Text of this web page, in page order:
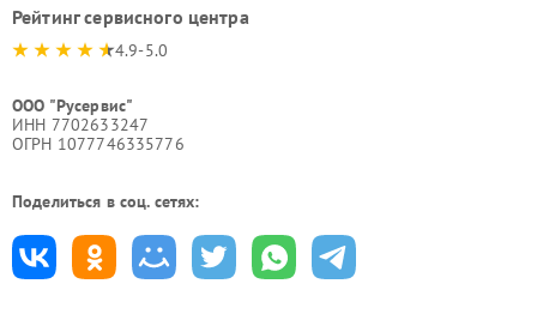
Рейтинг сервисного центра
4.9-5.0
ООО "Русервис"
ИНН 7702633247
ОГРН 1077746335776
Поделиться в соц. сетях: